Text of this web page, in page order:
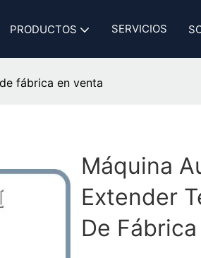
PRODUCTOS SERVICIOS
fábrica en venta
Máquina
Extender
De